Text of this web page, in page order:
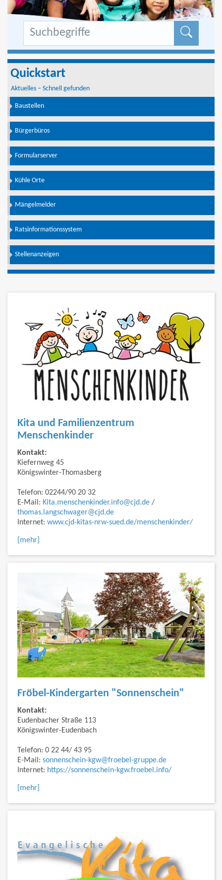
Quickstart
Aktuelles – Schnell gefunden
Baustellen
Bürgerbüros
Formularserver
Kühle Orte
Mängelmelder
Ratsinformationssystem
Stellenanzeigen
Kita und Familienzentrum
Menschenkinder
Kontakt:
Kiefernweg 45
Königswinter-Thomasberg
Telefon: 02244/90 20 32
E-Mail: Kita.menschenkinder.info@cjd.de /
thomas.langschwager@cjd.de
Internet: www.cjd-kitas-nrw-sued.de/menschenkinder/
[mehr]
Fröbel-Kindergarten "Sonnenschein"
Kontakt:
Eudenbacher Straße 113
Königswinter-Eudenbach
Telefon: 0 22 44/ 43 95
E-Mail: sonnenschein-kgw@froebel-gruppe.de
Internet: https://sonnenschein-kgw.froebel.info/
[mehr]